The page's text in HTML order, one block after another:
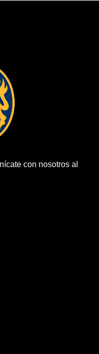
con nosotros al